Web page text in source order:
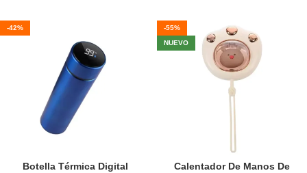
-42%
Botella Térmica Digital
-55%
NUEVO
Calentador De Manos De